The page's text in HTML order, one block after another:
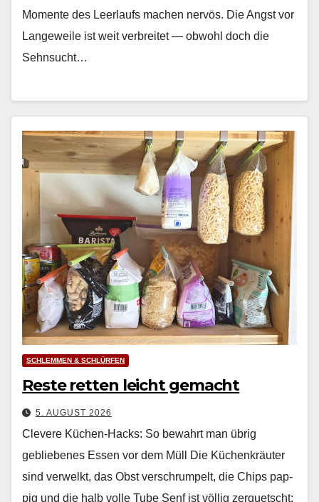
Momente des Leer­laufs machen nervös. Die Angst vor
Langeweile ist weit ver­bre­it­et — obwohl doch die
Sehn­sucht…
SCHLEMMEN & SCHLÜRFEN
Reste retten leicht gemacht
5. AUGUST 2026
Clevere Küchen-Hacks: So bewahrt man übrig
gebliebenes Essen vor dem Müll Die Küchenkräuter
sind ver­welkt, das Obst ver­schrumpelt, die Chips pap­
pig und die halb volle Tube Senf ist völ­lig zer­quetscht: